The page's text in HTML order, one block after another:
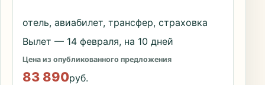
отель, авиабилет, трансфер, страховка
Вылет — 14 февраля, на 10 дней
Цена из опубликованного предложения
83 890руб.